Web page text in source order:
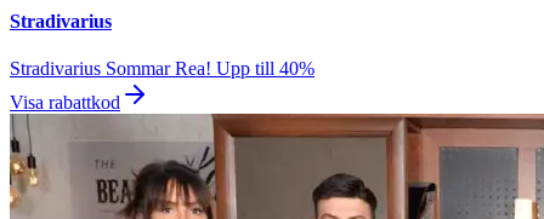
Stradivarius
Stradivarius Sommar Rea! Upp till 40%
Visa rabattkod